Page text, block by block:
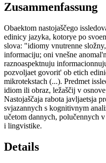
Zusammenfassung
Obaektom nastojaščego
edinicy jazyka, kotorye po
slova: "idiomy vnutrenne
informaciju; oni vnešne
raznoaspektnuju
pozvoljaet govorit' ob etich
mikrotekstach (...). Predmet
idiom ili obraz, ležaščij v
Nastojaščaja rabota javljaetsja
svjazannych s kognitivnym
učetom dannych, polučennych
i lingvistike.
Details